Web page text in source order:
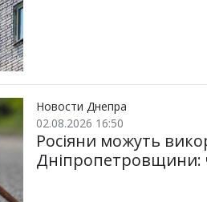
Новости Днепра
02.08.2026 16:50
Росіяни можуть
Дніпропетровщини: